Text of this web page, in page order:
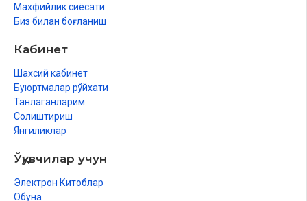
Махфийлик сиёсати
Биз билан боғланиш
Кабинет
Шахсий кабинет
Буюртмалар рўйхати
Танлаганларим
Солиштириш
Янгиликлар
Ўқувчилар учун
Электрон Китоблар
Обуна